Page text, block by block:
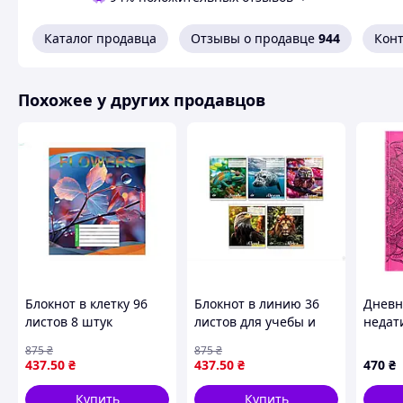
Материалы: натуральная кожа, бумага, нержавеющая
Держатель для ручки.
Страна-производитель товара: Украина.
Каталог продавца Отзывы о продавце 944
Похожее у других продавцов
Блокнот в клетку 96
листов 8 штук
обложкой для
школьников и
студентов
437.50 ₴
875₴
Купить
Блокнот в линию 36
листов для учебы и
обложкой и красными
полями
437.50 ₴
875₴
Купить
цвет"
470 ₴